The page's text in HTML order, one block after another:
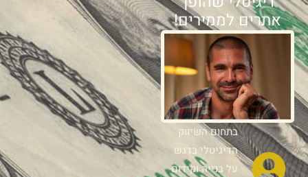
אתרים לממירים!
בתחום השיווק
הדיגיטלי בדגש
על בנייה וקידום